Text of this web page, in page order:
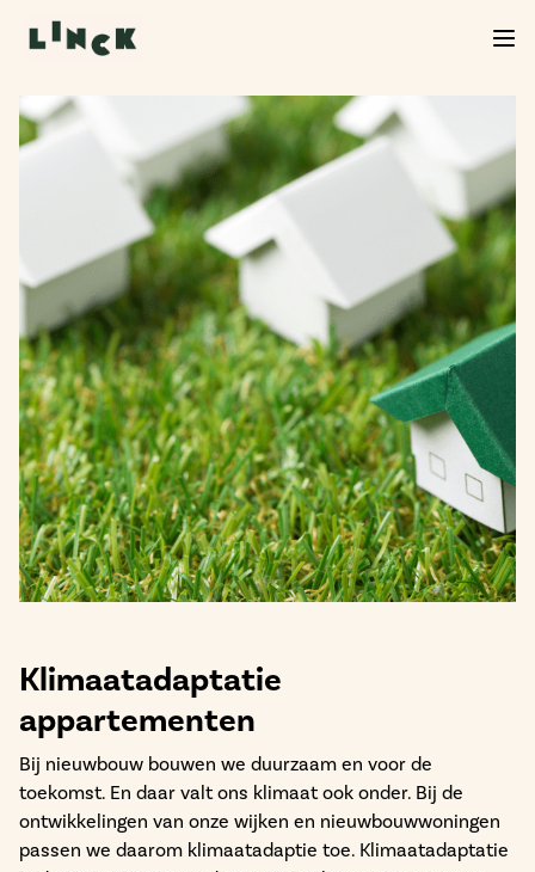
Klimaatadaptatie
appartementen
Bij nieuwbouw bouwen we duurzaam en voor de
toekomst. En daar valt ons klimaat ook onder. Bij de
ontwikkelingen van onze wijken en nieuwbouwwoningen
passen we daarom klimaatadaptie toe. Klimaatadaptatie
Verkoop Linck van start!
De verkoop van Linck is officieel begonnen. Neem
een kijkje in het woningaanbod, kies jouw favoriet
en start je inschrijving. We helpen je graag verder
bij de volgende stap.
Bekijk het aanbod